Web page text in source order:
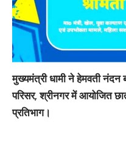
मुख्यमंत्री धामी ने हेमवती नंदन
परिसर, श्रीनगर में आयोजित
प्रतिभाग।